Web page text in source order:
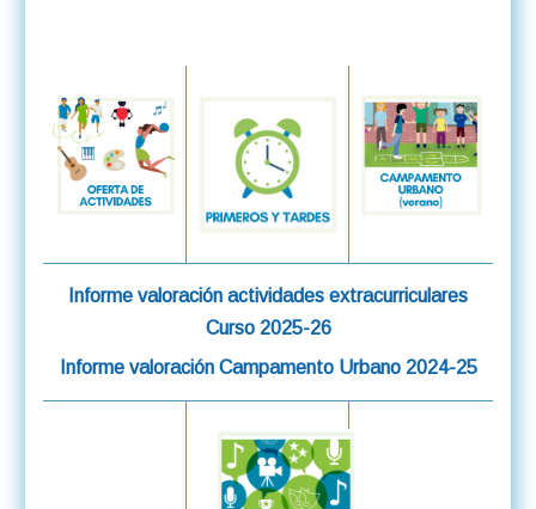
Informe valoración actividades extracurriculares
Curso 2025-26
Informe valoración Campamento Urbano 2024-25